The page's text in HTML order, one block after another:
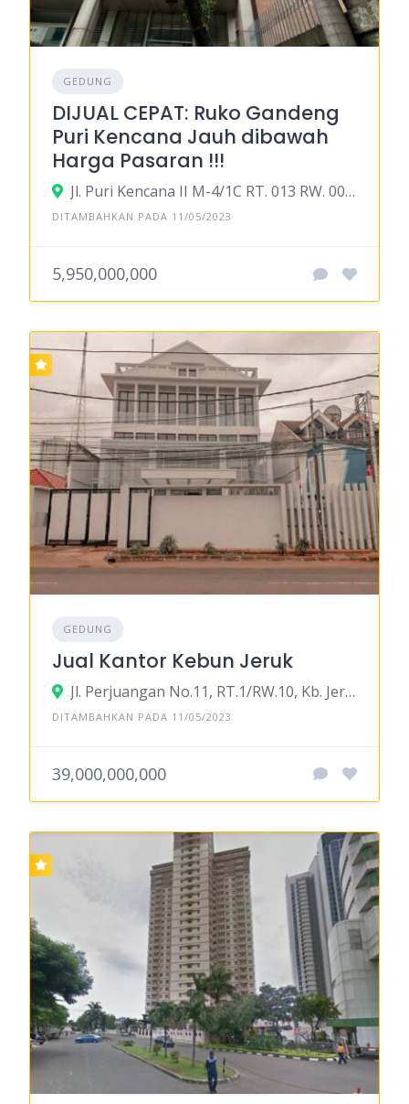
GEDUNG
DIJUAL CEPAT: Ruko Gandeng
Puri Kencana Jauh dibawah
Harga Pasaran !!!
Jl. Puri Kencana II M-4/1C RT. 013 RW. 006, Kembangan, Jakarta Barat (Belakang Wisma RMK)
DITAMBAHKAN PADA 11/05/2023
5,950,000,000
GEDUNG
Jual Kantor Kebun Jeruk
Jl. Perjuangan No.11, RT.1/RW.10, Kb. Jeruk, Kec. Kb. Jeruk, Kota Jakarta Barat, Daerah Khusus Ibukota Jakarta
DITAMBAHKAN PADA 11/05/2023
39,000,000,000